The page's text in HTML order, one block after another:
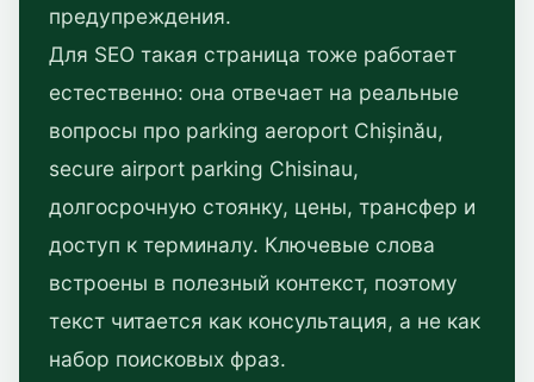
предупреждения.
Для SEO такая страница тоже работает
естественно: она отвечает на реальные
вопросы про parking aeroport Chișinău,
secure airport parking Chisinau,
долгосрочную стоянку, цены, трансфер и
доступ к терминалу. Ключевые слова
встроены в полезный контекст, поэтому
текст читается как консультация, а не как
набор поисковых фраз.